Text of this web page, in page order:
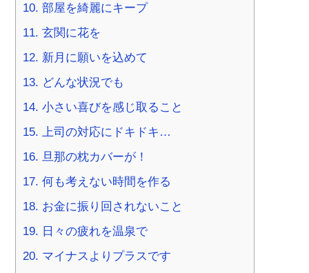
10. 部屋を綺麗にキープ
11. 玄関に花を
12. 新月に願いを込めて
13. どんな状況でも
14. 小さい喜びを感じ取ること
15. 上司の対応にドキドキ…
16. 旦那の枕カバーが！
17. 何も考えない時間を作る
18. お金に振り回されないこと
19. 日々の疲れを温泉で
20. マイナスよりプラスです